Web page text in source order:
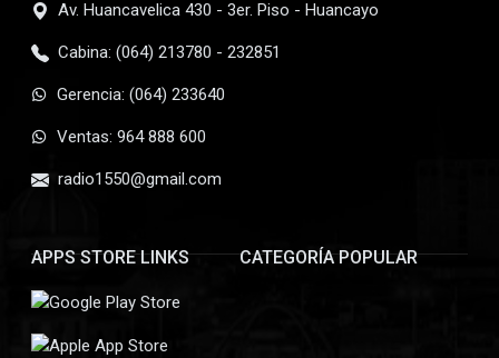
Av. Huancavelica 430 - 3er. Piso - Huancayo
Cabina: (064) 213780 - 232851
Gerencia: (064) 233640
Ventas: 964 888 600
radio1550@gmail.com
APPS STORE LINKS CATEGORÍA POPULAR